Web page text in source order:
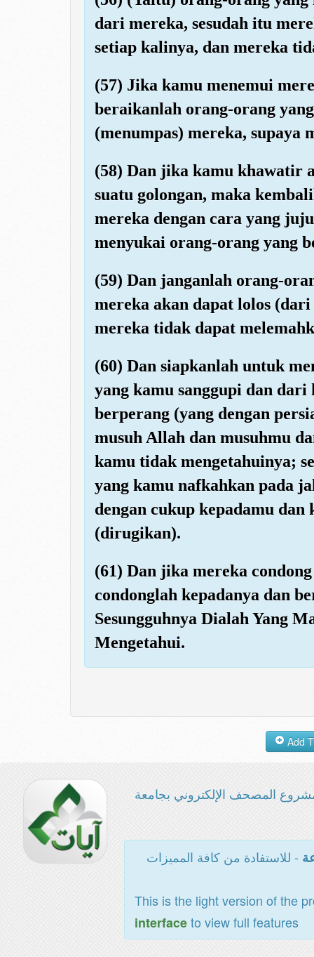
dari mereka, sesudah itu
setiap kalinya, dan mereka
(57) Jika kamu menemui
beraikanlah orang-orang
(menumpas) mereka, supaya
(58) Dan jika kamu khawatir
suatu golongan, maka
mereka dengan cara yang
menyukai orang-orang yang
(59) Dan janganlah orang-
mereka akan dapat lolos
mereka tidak dapat
(60) Dan siapkanlah untuk
yang kamu sanggupi dan
berperang (yang dengan
musuh Allah dan musuhmu
kamu tidak mengetahuinya;
yang kamu nafkahkan pada
dengan cukup kepadamu
(dirugikan).
(61) Dan jika mereka
condonglah kepadanya dan
Sesungguhnya Dialah Yang
Mengetahui.
المصحف الإلكتروني بجامعة
- للاستفادة من كافة المميزات
This is the light version of the
interfaceto view full features